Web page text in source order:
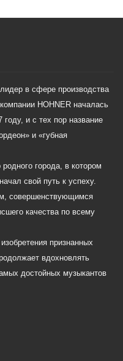
в сфере производства
HOHNER началась
году, и с тех пор название
и «губная
города, в котором
свой путь к успеху.
совершенствующимся
качества по всему
признанных
вдохновлять
достойных музыкантов